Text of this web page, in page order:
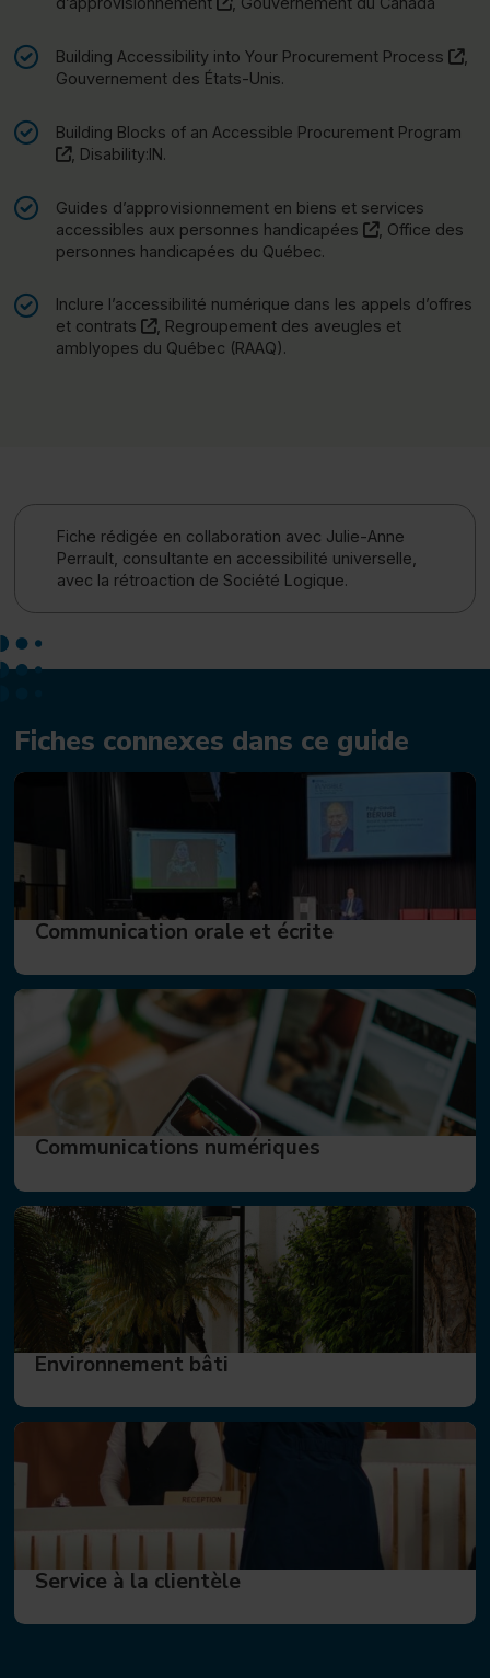
Building Accessibility into Your Procurement Process (ce
,
Gouvernement des États-Unis.
Building Blocks of an Accessible Procurement Program
(ce lien s’ouvrira dans une nouvelle fenêtre)"
, Disability:IN.
Guides d’approvisionnement en biens et services
accessibles aux personnes handicapées
(ce lien
, Office des
personnes handicapées du Québec.
Inclure l’accessibilité numérique dans les appels d’offres
et contrats
(ce lien s’ouvrira dans une nouvelle fenêtre)"
, Regroupement des aveugles et
amblyopes du Québec (RAAQ).
Fiche rédigée en collaboration avec Julie-Anne
Perrault, consultante en accessibilité universelle,
avec la rétroaction de Société Logique.
Fiches connexes dans ce guide
Communication orale et écrite
Communications numériques
Environnement bâti
Service à la clientèle